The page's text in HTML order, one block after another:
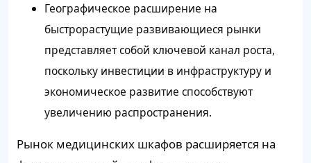
Географическое расширение на
быстрорастущие развивающиеся рынки
представляет собой ключевой канал роста,
поскольку инвестиции в инфраструктуру и
экономическое развитие способствуют
увеличению распространения.
Рынок медицинских шкафов расширяется на